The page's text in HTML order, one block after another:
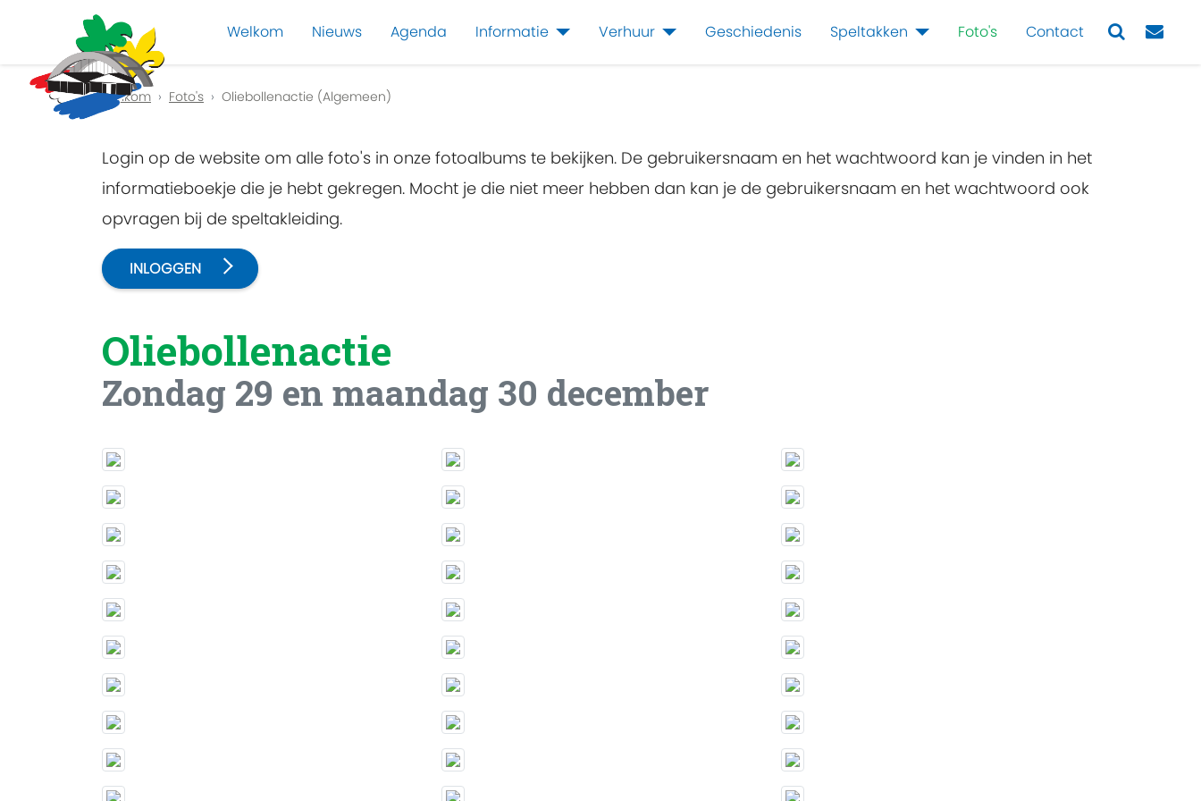
Welkom Nieuws Agenda Informatie Verhuur Geschiedenis Speltakken Foto's Contact
Previous
Welkom Foto's Oliebollenactie (Algemeen)
Login op de website om alle foto's in onze fotoalbums te bekijken. De gebruikersnaam en het wachtwoord kan je vinden in het
informatieboekje die je hebt gekregen. Mocht je die niet meer hebben dan kan je de gebruikersnaam en het wachtwoord ook
opvragen bij de speltakleiding.
INLOGGEN
Oliebollenactie
Zondag 29 en maandag 30 december